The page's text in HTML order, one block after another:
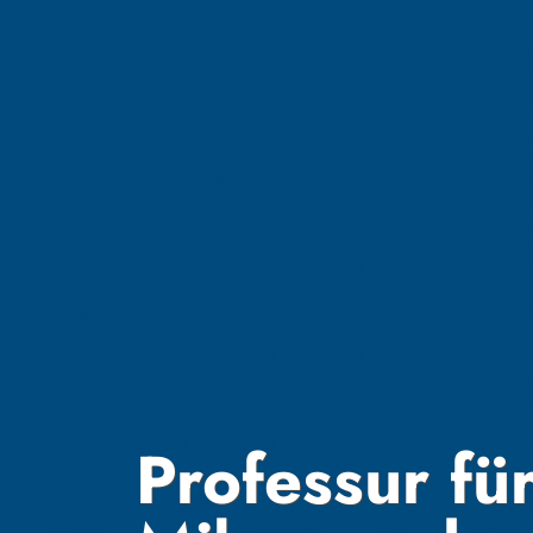
Professur